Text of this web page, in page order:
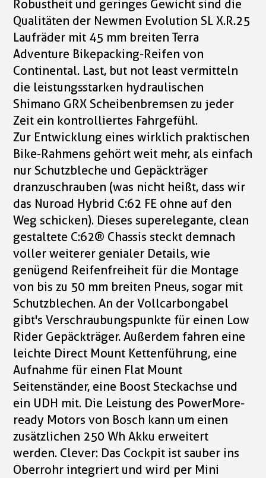
Robustheit und geringes Gewicht sind die
Qualitäten der Newmen Evolution SL X.R.25
Laufräder mit 45 mm breiten Terra
Adventure Bikepacking-Reifen von
Continental. Last, but not least vermitteln
die leistungsstarken hydraulischen
Shimano GRX Scheibenbremsen zu jeder
Zeit ein kontrolliertes Fahrgefühl.
Zur Entwicklung eines wirklich praktischen
Bike-Rahmens gehört weit mehr, als einfach
nur Schutzbleche und Gepäckträger
dranzuschrauben (was nicht heißt, dass wir
das Nuroad Hybrid C:62 FE ohne auf den
Weg schicken). Dieses superelegante, clean
gestaltete C:62® Chassis steckt demnach
voller weiterer genialer Details, wie
genügend Reifenfreiheit für die Montage
von bis zu 50 mm breiten Pneus, sogar mit
Schutzblechen. An der Vollcarbongabel
gibt's Verschraubungspunkte für einen Low
Rider Gepäckträger. Außerdem fahren eine
leichte Direct Mount Kettenführung, eine
Aufnahme für einen Flat Mount
Seitenständer, eine Boost Steckachse und
ein UDH mit. Die Leistung des PowerMore-
ready Motors von Bosch kann um einen
zusätzlichen 250 Wh Akku erweitert
werden. Clever: Das Cockpit ist sauber ins
Oberrohr integriert und wird per Mini